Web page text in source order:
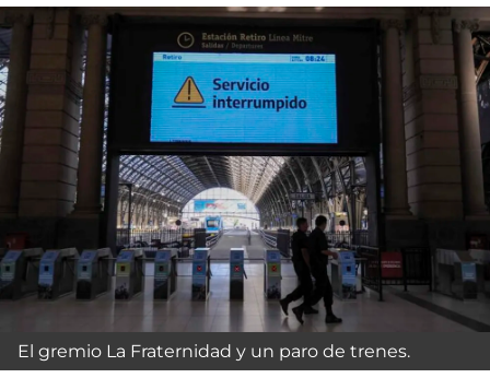
El gremio La Fraternidad y un paro de trenes.